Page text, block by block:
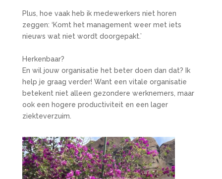
Plus, hoe vaak heb ik medewerkers niet horen
zeggen: ‘Komt het management weer met iets
nieuws wat niet wordt doorgepakt.’
Herkenbaar?
En wil jouw organisatie het beter doen dan dat? Ik
help je graag verder! Want een vitale organisatie
betekent niet alleen gezondere werknemers, maar
ook een hogere productiviteit en een lager
ziekteverzuim.